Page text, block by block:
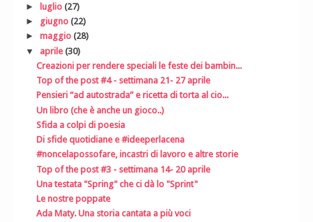
►
luglio (27)
► giugno (22)
► maggio (28)
▼ aprile (30)
Creazioni per rendere speciali le feste dei bambin...
Top of the post #4 - settimana 21- 27 aprile
Pensieri “ad autostrada” e ricetta di torta al cio...
Un libro (che è anche un gioco..)
Sfida a colpi di poesia
Di sfide quotidiane e #ideeperlacena
#noncelapossofare, incastri di lavoro e altre storie
Top of the post #3 - settimana 14- 20 aprile
Una testata "Spring" che ci dà lo "Sprint"
Le nostre poppate
Ada Maty. Una storia cantata a più voci